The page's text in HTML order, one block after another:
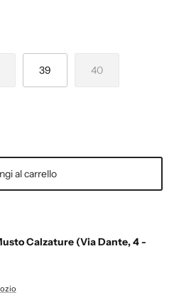
39 40
al carrello
Calzature (Via Dante, 4 -